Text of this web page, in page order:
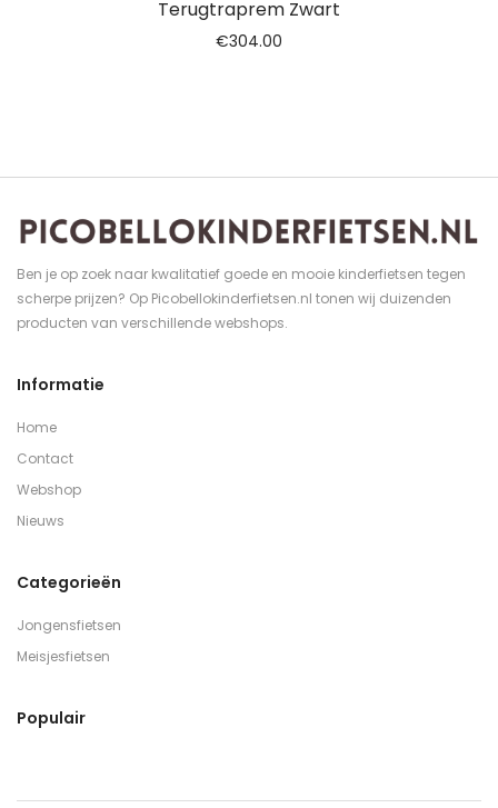
Terugtraprem Zwart
€304.00
Ben je op zoek naar kwalitatief goede en mooie kinderfietsen tegen
scherpe prijzen? Op Picobellokinderfietsen.nl tonen wij duizenden
producten van verschillende webshops.
Informatie
Home
Contact
Webshop
Nieuws
Categorieën
Jongensfietsen
Meisjesfietsen
Populair